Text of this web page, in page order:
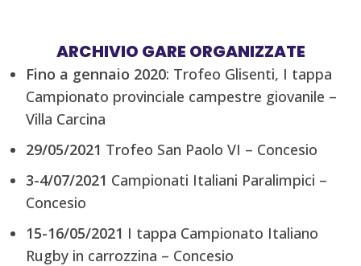
ARCHIVIO GARE ORGANIZZATE
Fino a gennaio 2020: Trofeo Glisenti, I tappa
Campionato provinciale campestre giovanile –
Villa Carcina
29/05/2021 Trofeo San Paolo VI – Concesio
3-4/07/2021 Campionati Italiani Paralimpici –
Concesio
15-16/05/2021 I tappa Campionato Italiano
Rugby in carrozzina – Concesio